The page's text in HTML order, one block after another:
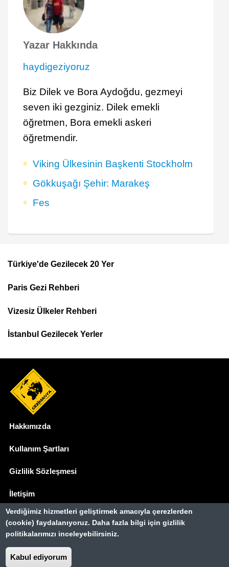
Yazar Hakkında
haydigeziyoruz
Biz Dilek ve Bora Aydoğdu, gezmeyi
seven iki gezginiz. Dilek emekli
öğretmen, Bora emekli askeri
öğretmendir.
Viking Ülkesinin Başkenti Stockholm
Gökkuşağı Şehir: Marakeş
Fes
Top
Menu
Türkiye'de Gezilecek 20 Yer
Paris Gezi Rehberi
Vizesiz Ülkeler Rehberi
İstanbul Gezilecek Yerler
Hakkımızda
Kullanım Şartları
Gizlilik Sözleşmesi
İletişim
Basında Biz
Gezimanya Turizm, TÜRSAB'a kayıtlı bir
Verdiğimiz hizmetleri geliştirmek amacıyla çerezlerden
(cookie) faydalanıyoruz. Daha fazla bilgi için gizlilik
politikalarımızı inceleyebilirsiniz.
Kabul ediyorum